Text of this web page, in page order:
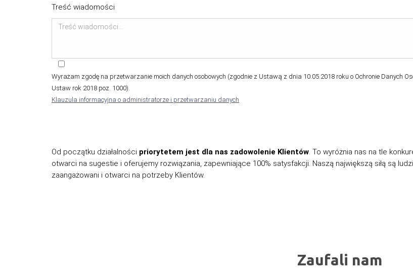
Treść wiadomości
Wyrażam zgodę na przetwarzanie moich danych osobowych (zgodnie z Ustawą z dnia 10.05.2018 roku o Ochronie Danych
Ustaw rok 2018 poz. 1000).
Klauzula informacyjna o administratorze i przetwarzaniu danych
Od początku działalności priorytetem jest dla nas zadowolenie Klientów. To wyróżnia nas na tle
otwarci na sugestie i oferujemy rozwiązania, zapewniające 100% satysfakcji. Naszą największą siłą są
zaangażowani i otwarci na potrzeby Klientów.
Zaufali nam